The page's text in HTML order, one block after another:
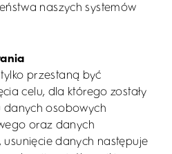
naszych systemów
przestaną być
celu, dla którego zostały
danych osobowych
oraz danych
usunięcie danych następuje